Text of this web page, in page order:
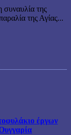
συναυλία της
της Αγίας...
έργων